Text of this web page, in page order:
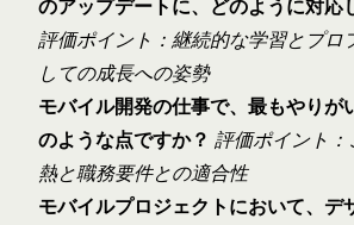
のアップデートに、どのように対応
評価ポイント：継続的な学習とプロ
しての成長への姿勢
モバイル開発の仕事で、最もやりが
のような点ですか？ 評価ポイント
熱と職務要件との適合性
モバイルプロジェクトにおいて、デ